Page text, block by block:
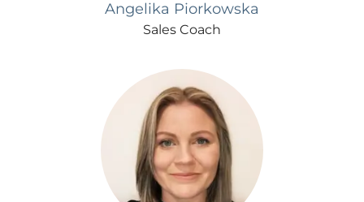
Angelika Piorkowska
Sales Coach